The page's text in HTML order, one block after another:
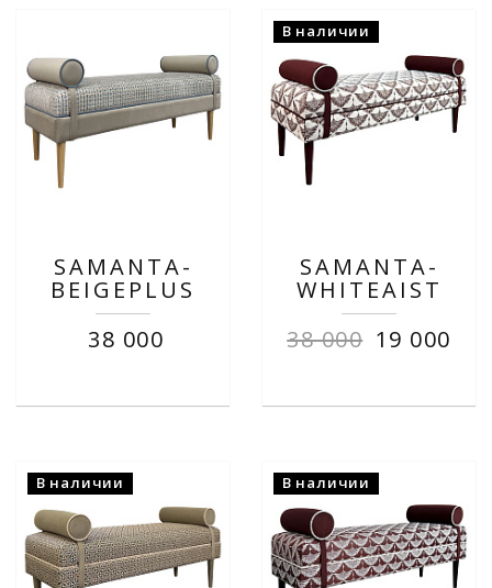
SAMANTA-
BEIGEPLUS
38 000
В наличии
SAMANTA-
WHITEAIST
38 000 19 000
В наличии В наличии